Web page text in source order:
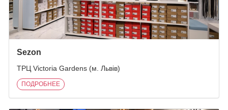
Sezon
ТРЦ Victoria Gardens (м. Львів)
ПОДРОБНЕЕ